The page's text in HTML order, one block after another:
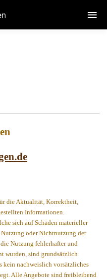
die Aktualität, Korrektheit,
Informationen.
sich auf Schäden materieller
oder Nichtnutzung der
Nutzung fehlerhafter und
wurden, sind grundsätzlich
kein nachweislich vorsätzliches
Alle Angebote sind freibleibend